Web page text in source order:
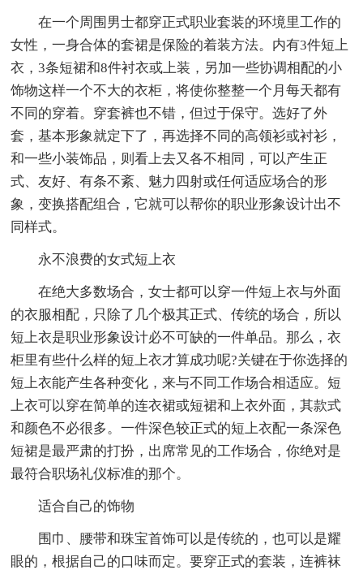
在一个周围男士都穿正式职业套装的环境里工作的
女性，一身合体的套裙是保险的着装方法。内有3件短上
衣，3条短裙和8件衬衣或上装，另加一些协调相配的小
饰物这样一个不大的衣柜，将使你整整一个月每天都有
不同的穿着。穿套裤也不错，但过于保守。选好了外
套，基本形象就定下了，再选择不同的高领衫或衬衫，
和一些小装饰品，则看上去又各不相同，可以产生正
式、友好、有条不紊、魅力四射或任何适应场合的形
象，变换搭配组合，它就可以帮你的职业形象设计出不
同样式。
永不浪费的女式短上衣
在绝大多数场合，女士都可以穿一件短上衣与外面
的衣服相配，只除了几个极其正式、传统的场合，所以
短上衣是职业形象设计必不可缺的一件单品。那么，衣
柜里有些什么样的短上衣才算成功呢?关键在于你选择的
短上衣能产生各种变化，来与不同工作场合相适应。短
上衣可以穿在简单的连衣裙或短裙和上衣外面，其款式
和颜色不必很多。一件深色较正式的短上衣配一条深色
短裙是最严肃的打扮，出席常见的工作场合，你绝对是
最符合职场礼仪标准的那个。
适合自己的饰物
围巾、腰带和珠宝首饰可以是传统的，也可以是耀
眼的，根据自己的口味而定。要穿正式的套装，连裤袜